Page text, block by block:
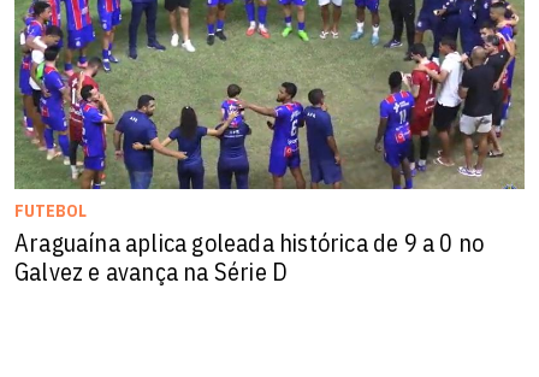
FUTEBOL
Araguaína aplica goleada histórica de 9 a 0 no
Galvez e avança na Série D